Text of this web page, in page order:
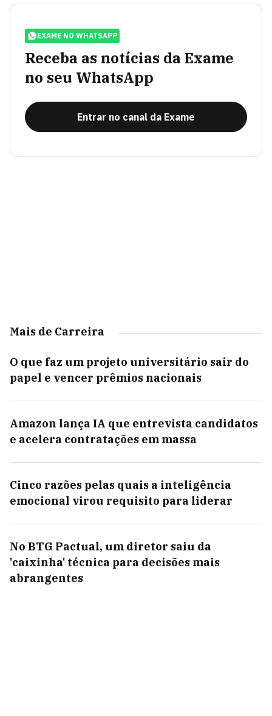
EXAME NO WHATSAPP
Receba as notícias da Exame
no seu WhatsApp
Entrar no canal da Exame
Mais de Carreira
O que faz um projeto universitário sair do
papel e vencer prêmios nacionais
Amazon lança IA que entrevista candidatos
e acelera contratações em massa
Cinco razões pelas quais a inteligência
emocional virou requisito para liderar
No BTG Pactual, um diretor saiu da
'caixinha' técnica para decisões mais
abrangentes